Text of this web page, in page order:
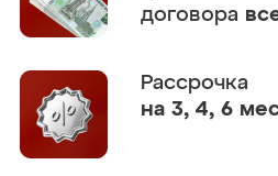
договора
Рассрочка
на 3, 4, 6